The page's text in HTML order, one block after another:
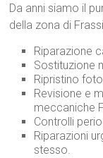
Da anni siamo il
della zona di
Riparazione
Sostituzione
Ripristino
Revisione e
meccaniche
Controlli
Riparazioni
stesso.